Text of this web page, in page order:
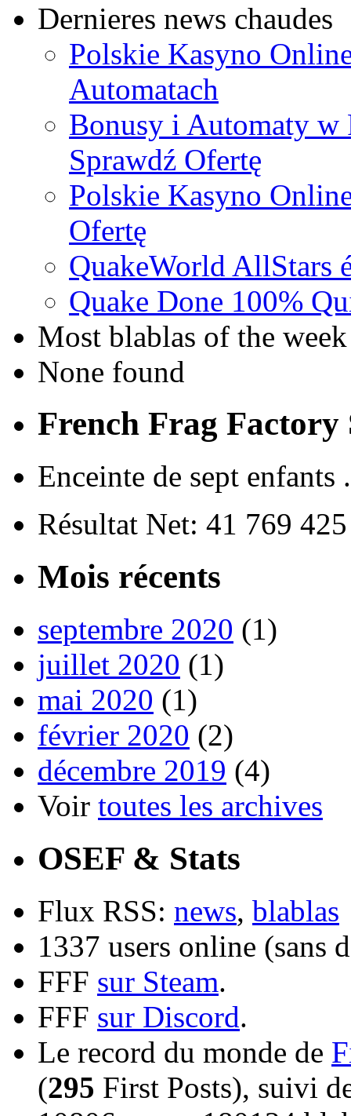
Dernieres news chaudes
Polskie Kasyno
Automatach
Bonusy i Automaty w
Sprawdź Ofertę
Polskie Kasyno
Ofertę
QuakeWorld AllStars
Quake Done 100%
Most blablas of the week
None found
French Frag Factory
Enceinte de sept
Résultat Net: 41 769
Mois récents
septembre 2020 (1)
juillet 2020 (1)
mai 2020 (1)
février 2020 (2)
décembre 2019 (4)
Voir toutes les archives
OSEF & Stats
Flux RSS: news, blablas
1337 users online (sans
FFF sur Steam.
FFF sur Discord.
Le record du monde de
(295 First Posts), suivi